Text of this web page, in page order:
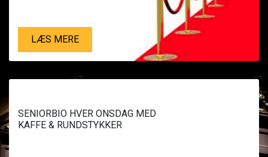
LÆS MERE
SENIORBIO HVER ONSDAG MED
KAFFE & RUNDSTYKKER